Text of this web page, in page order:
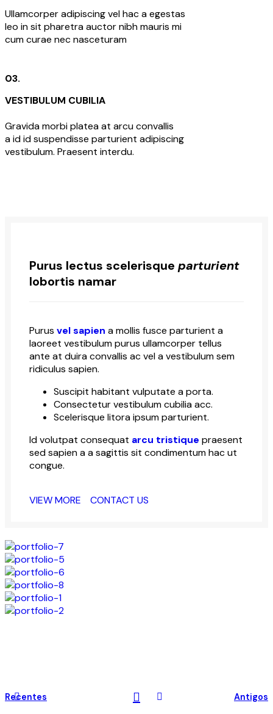
Ullamcorper adipiscing vel hac a egestas
leo in sit pharetra auctor nibh mauris mi
cum curae nec nasceturam
03.
VESTIBULUM CUBILIA
Gravida morbi platea at arcu convallis
a id id suspendisse parturient adipiscing
vestibulum. Praesent interdu.
Purus lectus scelerisque parturient
lobortis namar
Purus vel sapien a mollis fusce parturient a
laoreet vestibulum purus ullamcorper tellus
ante at duira convallis ac vel a vestibulum sem
ridiculus sapien.
Suscipit habitant vulputate a porta.
Consectetur vestibulum cubilia acc.
Scelerisque litora ipsum parturient.
Id volutpat consequat arcu tristique praesent
sed sapien a a sagittis sit condimentum hac ut
congue.
VIEW MORE CONTACT US
Recentes Antigos